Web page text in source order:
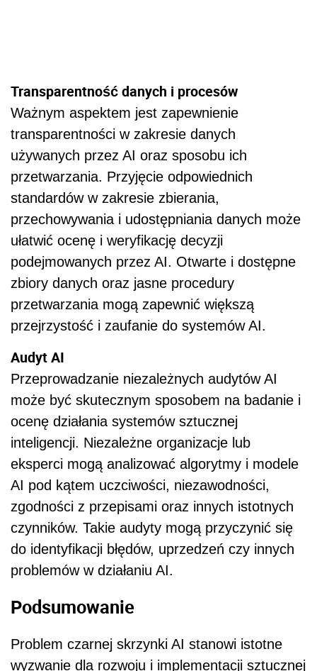
Transparentność danych i procesów
Ważnym aspektem jest zapewnienie
transparentności w zakresie danych
używanych przez AI oraz sposobu ich
przetwarzania. Przyjęcie odpowiednich
standardów w zakresie zbierania,
przechowywania i udostępniania danych może
ułatwić ocenę i weryfikację decyzji
podejmowanych przez AI. Otwarte i dostępne
zbiory danych oraz jasne procedury
przetwarzania mogą zapewnić większą
przejrzystość i zaufanie do systemów AI.
Audyt AI
Przeprowadzanie niezależnych audytów AI
może być skutecznym sposobem na badanie i
ocenę działania systemów sztucznej
inteligencji. Niezależne organizacje lub
eksperci mogą analizować algorytmy i modele
AI pod kątem uczciwości, niezawodności,
zgodności z przepisami oraz innych istotnych
czynników. Takie audyty mogą przyczynić się
do identyfikacji błędów, uprzedzeń czy innych
problemów w działaniu AI.
Podsumowanie
Problem czarnej skrzynki AI stanowi istotne
wyzwanie dla rozwoju i implementacji sztucznej